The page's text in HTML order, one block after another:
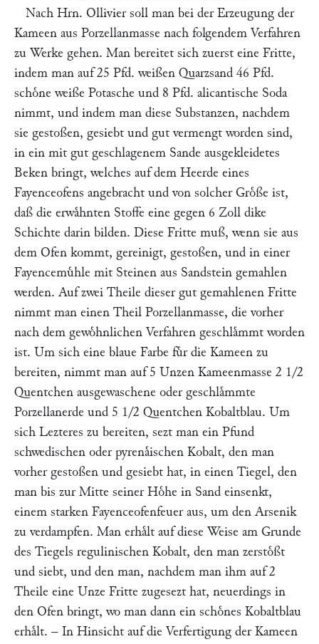
Nach Hrn. Olliviersoll man bei der Erzeugung der
Kameen aus Porzellanmasse nach folgendem Verfahren
zu Werke gehen. Man bereitet sich zuerst eine Fritte,
indem man auf 25 Pfd. weißen Quarzsand 46 Pfd.
schoͤne weiße Potasche und 8 Pfd. alicantische Soda
nimmt, und indem man diese Substanzen, nachdem
sie gestoßen, gesiebt und gut vermengt worden sind,
in ein mit gut geschlagenem Sande ausgekleidetes
Beken bringt, welches auf dem Heerde eines
Fayenceofens angebracht und von solcher Groͤße ist,
daß die erwaͤhnten Stoffe eine gegen 6 Zoll dike
Schichte darin bilden. Diese Fritte muß, wenn sie aus
dem Ofen kommt, gereinigt, gestoßen, und in einer
Fayencemuͤhle mit Steinen aus Sandstein gemahlen
werden. Auf zwei Theile dieser gut gemahlenen Fritte
nimmt man einen Theil Porzellanmasse, die vorher
nach dem gewoͤhnlichen Verfahren geschlaͤmmt worden
ist. Um sich eine blaue Farbe fuͤr die Kameen zu
bereiten, nimmt man auf 5 Unzen Kameenmasse 2 1/2
Quentchen ausgewaschene oder geschlaͤmmte
Porzellanerde und 5 1/2 Quentchen Kobaltblau. Um
sich Lezteres zu bereiten, sezt man ein Pfund
schwedischen oder pyrenaͤischen Kobalt, den man
vorher gestoßen und gesiebt hat, in einen Tiegel, den
man bis zur Mitte seiner Hoͤhe in Sand einsenkt,
einem starken Fayenceofenfeuer aus, um den Arsenik
zu verdampfen. Man erhaͤlt auf diese Weise am Grunde
des Tiegels regulinischen Kobalt, den man zerstoͤßt
und siebt, und den man, nachdem man ihm auf 2
Theile eine Unze Fritte zugesezt hat, neuerdings in
den Ofen bringt, wo man dann ein schoͤnes Kobaltblau
erhaͤlt. – In Hinsicht auf die Verfertigung der Kameen